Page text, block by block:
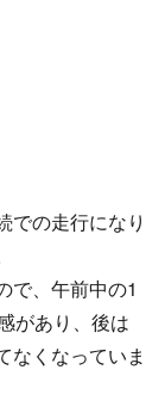
での走行になり
で、午前中の1
があり、後は
なくなっていま